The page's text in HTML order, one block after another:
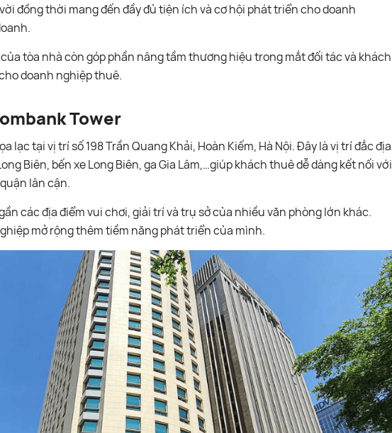
đồng thời mang đến đầy đủ tiện ích và cơ hội phát triển cho doanh
tòa nhà còn góp phần nâng tầm thương hiệu trong mắt đối tác và khách
doanh nghiệp thuê.
Tower
lạc tại vị trí số 198 Trần Quang Khải, Hoàn Kiếm, Hà Nội. Đây là vị trí đắc địa
Biên, bến xe Long Biên, ga Gia Lâm,…giúp khách thuê dễ dàng kết nối với
lân cận.
các địa điểm vui chơi, giải trí và trụ sở của nhiều văn phòng lớn khác.
mở rộng thêm tiềm năng phát triển của mình.